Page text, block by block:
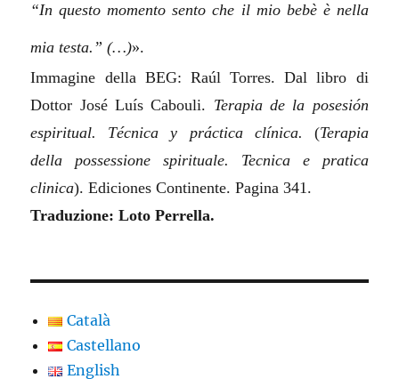
“In questo momento sento che il mio bebè è nella
mia testa.”(…)».
Immagine della BEG: Raúl Torres. Dal libro di
Dottor José Luís Cabouli. Terapia de la posesión
espiritual. Técnica y práctica clínica. (Terapia
della possessione spirituale. Tecnica e pratica
clinica).Ediciones Continente. Pagina 341.
Traduzione: Loto Perrella.
Català
Castellano
English